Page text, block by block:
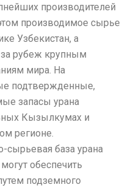
производителей
производимое сырье
Узбекистан, а
за рубеж крупным
мира. На
подтвержденные,
запасы урана
Кызылкумах и
регионе.
база урана
обеспечить
подземного